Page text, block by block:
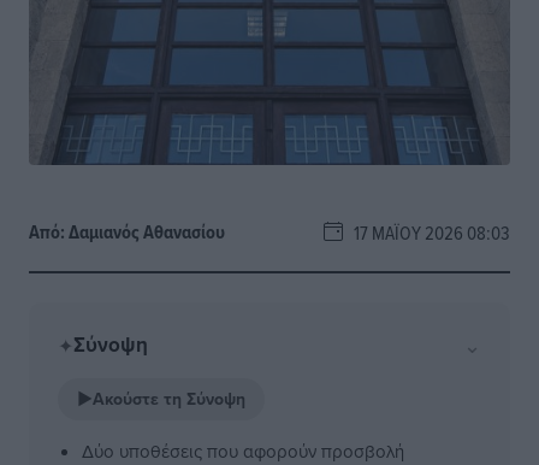
Από:Δαμιανός Αθανασίου 17 ΜΑΪ́ΟΥ 2026 08:03
✦Σύνοψη ⌄
▶Ακούστε τη Σύνοψη
Δύο υποθέσεις που αφορούν προσβολή